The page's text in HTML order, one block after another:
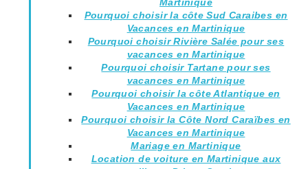
Pourquoi choisir la côte Sud Caraibes en
Vacances en Martinique
Pourquoi choisir Rivière Salée pour ses
vacances en Martinique
Pourquoi choisir Tartane pour ses
vacances en Martinique
Pourquoi choisir la côte Atlantique en
Vacances en Martinique
Pourquoi choisir la Côte Nord Caraïbes en
Vacances en Martinique
Mariage en Martinique
Location de voiture en Martinique aux